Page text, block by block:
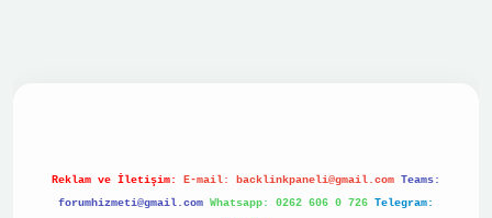
Reklam ve İletişim: E-mail: backlinkpaneli@gmail.com Teams:
forumhizmeti@gmail.com Whatsapp: 0262 606 0 726 Telegram: